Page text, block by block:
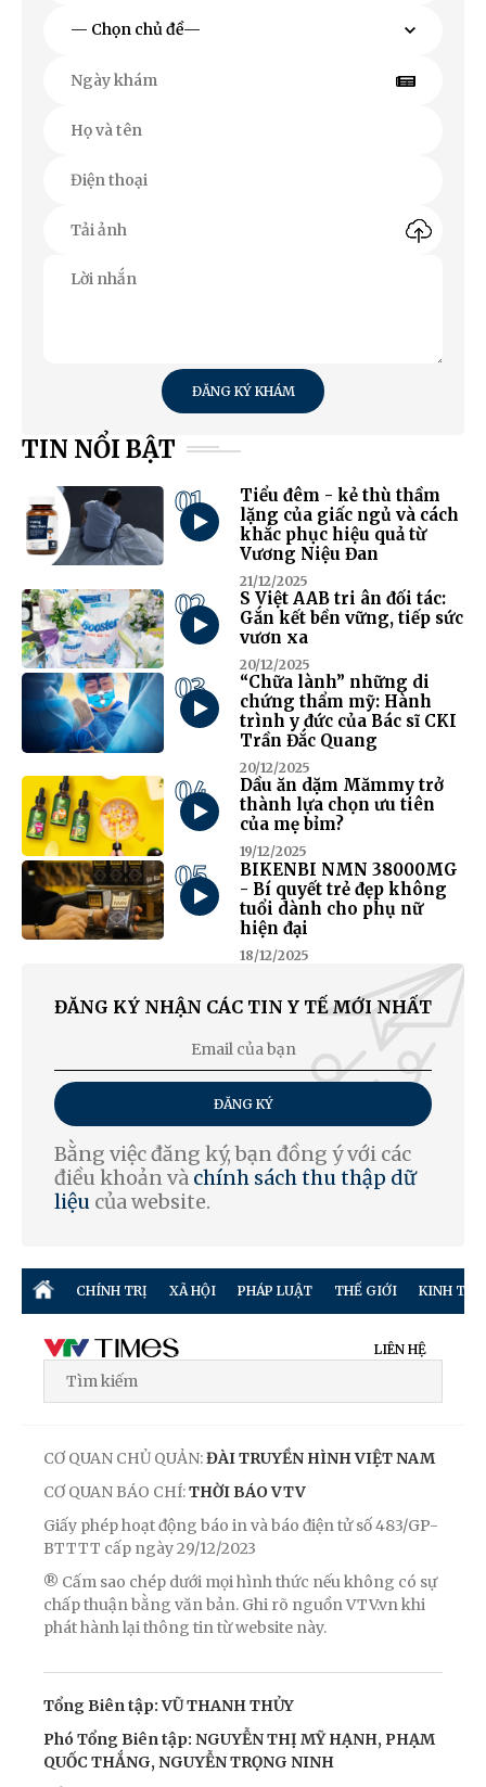
ĐĂNG KÝ KHÁM
TIN NỔI BẬT
01
Tiểu đêm - kẻ thù thầm
lặng của giấc ngủ và cách
khắc phục hiệu quả từ
Vương Niệu Đan
21/12/2025
02
S Việt AAB tri ân đối tác:
Gắn kết bền vững, tiếp sức
vươn xa
20/12/2025
03
“Chữa lành” những di
chứng thẩm mỹ: Hành
trình y đức của Bác sĩ CKI
Trần Đắc Quang
20/12/2025
04
Dầu ăn dặm Mămmy trở
thành lựa chọn ưu tiên
của mẹ bỉm?
19/12/2025
05
BIKENBI NMN 38000MG
- Bí quyết trẻ đẹp không
tuổi dành cho phụ nữ
hiện đại
18/12/2025
ĐĂNG KÝ NHẬN CÁC TIN Y TẾ MỚI NHẤT
ĐĂNG KÝ
Bằng việc đăng ký, bạn đồng ý với các
điều khoản và chính sách thu thập dữ
liệu của website.
CHÍNH TRỊ XÃ HỘI PHÁP LUẬT THẾ GIỚI KINH TẾ
LIÊN HỆ
CƠ QUAN CHỦ QUẢN:ĐÀI TRUYỀN HÌNH VIỆT NAM
CƠ QUAN BÁO CHÍ:THỜI BÁO VTV
Giấy phép hoạt động báo in và báo điện tử số 483/GP-
BTTTT cấp ngày 29/12/2023
® Cấm sao chép dưới mọi hình thức nếu không có sự
chấp thuận bằng văn bản. Ghi rõ nguồn VTV.vn khi
phát hành lại thông tin từ website này.
Tổng Biên tập: VŨ THANH THỦY
Phó Tổng Biên tập: NGUYỄN THỊ MỸ HẠNH, PHẠM
QUỐC THẮNG, NGUYỄN TRỌNG NINH